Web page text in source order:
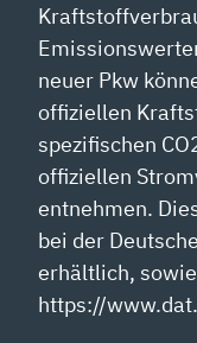
neuer Pkw
offiziellen
spezifischen
offiziellen
entnehmen.
bei der
erhältlich,
https://